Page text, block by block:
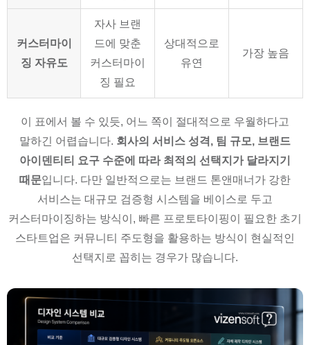
커스터마이
징 자유도
자사 브랜
드에 맞춘
커스터마이
징 필요
상대적으로
유연
가장 높음
이 표에서 볼 수 있듯, 어느 쪽이 절대적으로 우월하다고
말하긴 어렵습니다. 회사의 서비스 성격, 팀 규모, 브랜드
아이덴티티 요구 수준에 따라 최적의 선택지가 달라지기
때문입니다. 다만 일반적으로는 브랜드 톤앤매너가 강한
서비스는 대규모 검증형 시스템을 베이스로 두고
커스터마이징하는 방식이, 빠른 프로토타이핑이 필요한 초기
스타트업은 커뮤니티 주도형을 활용하는 방식이 현실적인
선택지로 꼽히는 경우가 많습니다.